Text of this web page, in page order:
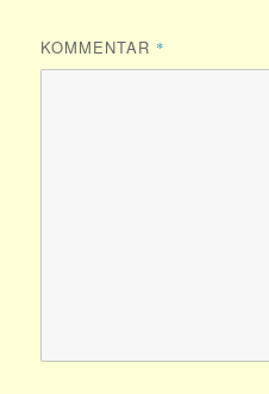
KOMMENTAR *